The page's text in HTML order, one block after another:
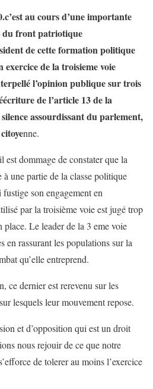
au cours d’une importante
du front patriotique
de cette formation politique
de la troisieme voie
l’opinion publique sur trois
de l’article 13 de la
assourdissant du parlement,
nne.
dommage de constater que la
une partie de la classe politique
son engagement en
par la troisième voie est jugé trop
Le leader de la 3 eme voie
en rassurant les populations sur la
qu’elle entreprend.
ce dernier est rerevenu sur les
lesquels leur mouvement repose.
et d’opposition qui est un droit
nous rejouir de ce que notre
de tolerer au moins l’exercice